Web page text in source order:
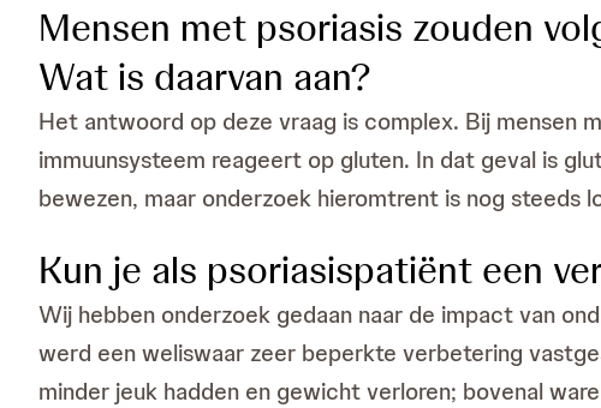
Mensen met psoriasis zouden
Wat is daarvan aan?
Het antwoord op deze vraag is complex. Bij mensen
immuunsysteem reageert op gluten. In dat geval is
bewezen, maar onderzoek hieromtrent is nog steeds
Kun je als psoriasispatiënt een
Wij hebben onderzoek gedaan naar de impact van
werd een weliswaar zeer beperkte verbetering
minder jeuk hadden en gewicht verloren; bovenal